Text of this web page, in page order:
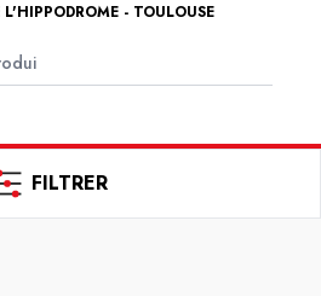
- TOULOUSE
FILTRER